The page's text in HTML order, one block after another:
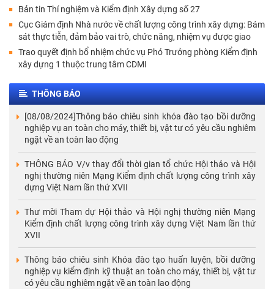
Bản tin Thí nghiệm và Kiểm định Xây dựng số 27
Cục Giám định Nhà nước về chất lượng công trình xây dựng: Bám
sát thực tiễn, đảm bảo vai trò, chức năng, nhiệm vụ được giao
Trao quyết định bổ nhiệm chức vụ Phó Trưởng phòng Kiểm định
xây dựng 1 thuộc trung tâm CDMI
THÔNG BÁO
[08/08/2024]Thông báo chiêu sinh khóa đào tạo bồi dưỡng
nghiệp vụ an toàn cho máy, thiết bị, vật tư có yêu cầu nghiêm
ngặt về an toàn lao động
THÔNG BÁO V/v thay đổi thời gian tổ chức Hội thảo và Hội
nghị thường niên Mạng Kiểm định chất lượng công trình xây
dựng Việt Nam lần thứ XVII
Thư mời Tham dự Hội thảo và Hội nghị thường niên Mạng
Kiểm định chất lượng công trình xây dựng Việt Nam lần thứ
XVII
Thông báo chiêu sinh Khóa đào tạo huấn luyện, bồi dưỡng
nghiệp vụ kiểm định kỹ thuật an toàn cho máy, thiết bị, vật tư
có yêu cầu nghiêm ngặt về an toàn lao động